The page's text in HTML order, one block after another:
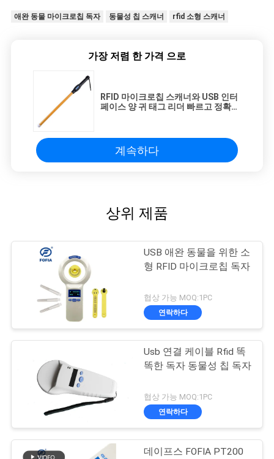
애완 동물 마이크로칩 독자 동물성 칩 스캐너 rfid 소형 스캐너
가장 저렴 한 가격 으로
RFID 마이크로칩 스캐너와 USB 인터
페이스 양 귀 태그 리더 빠르고 정확한
계속하다
상위 제품
USB 애완 동물을 위한 소
형 RFID 마이크로칩 독자
협상 가능 MOQ:1PC
연락하다
Usb 연결 케이블 Rfid 똑
똑한 독자 동물성 칩 독자
협상 가능 MOQ:1PC
연락하다
데이프스 FOFIA PT200